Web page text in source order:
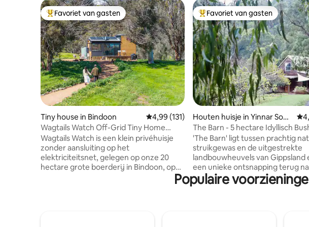
Topfavoriet van gasten
Favoriet van gasten
Tiny house in Bindoon Gemiddelde beoordeling van 4,99 uit 5, 131
4,99 (131)
Wagtails Watch Off-Grid Tiny Home
Retreat
Wagtails Watch is een klein privéhuisje
zonder aansluiting op het
elektriciteitsnet, gelegen op onze 20
hectare grote boerderij in Bindoon, op
zorgvuldig ontworpen voor ontspannen
Topfavoriet van gasten
Favoriet van gasten
Houten huisje in Yinnar Sout
h
The Barn - 5 hectare Idyllisch
met uitzicht
'The Barn' ligt tussen prachtig
struikgewas en de uitgestrekte
landbouwheuvels van Gippsland
een unieke ontsnapping terug
zachte ritme van de natuur.
5 hectare privé bos met uitzicht
Populaire